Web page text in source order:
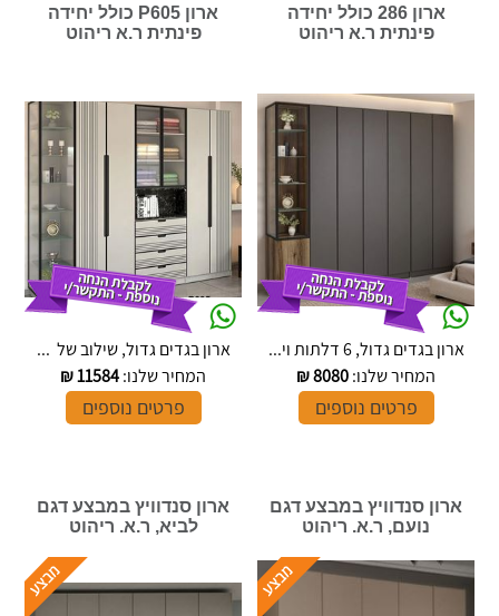
ארון 286 כולל יחידה
פינתית ר.א ריהוט
ארון בגדים גדול, 6 דלתות וי...
המחיר שלנו:8080
₪
פרטים נוספים
ארון P605 כולל יחידה
פינתית ר.א ריהוט
ארון בגדים גדול, שילוב של ...
המחיר שלנו:11584
₪
פרטים נוספים
ארון סנדוויץ במבצע דגם
נועם, ר.א. ריהוט
ארון סנדוויץ במבצע דגם
לביא, ר.א. ריהוט